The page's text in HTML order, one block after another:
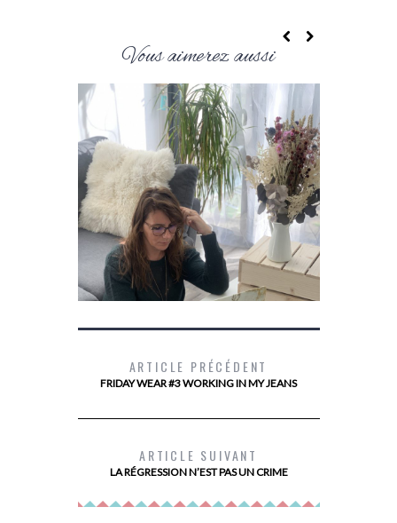
Vous aimerez aussi
DEVENIR PROPRIÉTAIRE AVEC PRIMMÉA
ARTICLE PRÉCÉDENT
FRIDAY WEAR #3 WORKING IN MY JEANS
ARTICLE SUIVANT
LA RÉGRESSION N’EST PAS UN CRIME